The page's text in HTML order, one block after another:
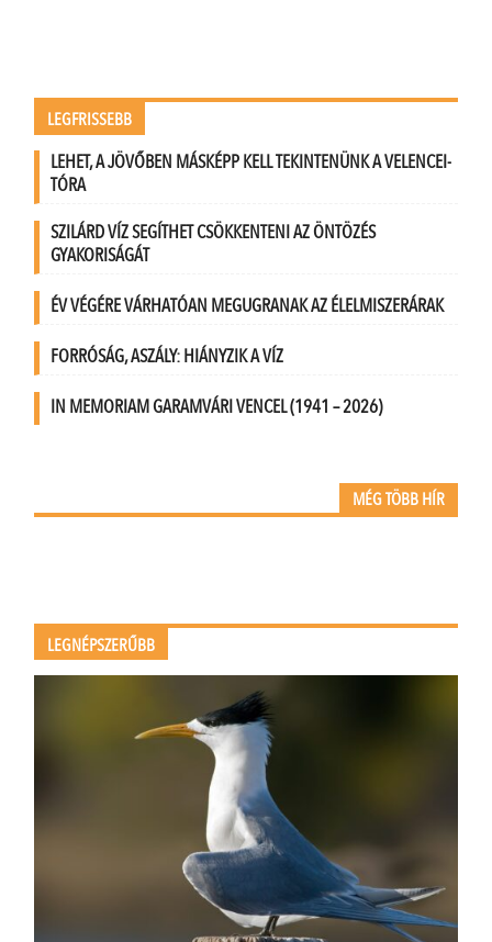
LEGFRISSEBB
LEHET, A JÖVŐBEN MÁSKÉPP KELL TEKINTENÜNK A VELENCEI-
TÓRA
SZILÁRD VÍZ SEGÍTHET CSÖKKENTENI AZ ÖNTÖZÉS
GYAKORISÁGÁT
ÉV VÉGÉRE VÁRHATÓAN MEGUGRANAK AZ ÉLELMISZERÁRAK
FORRÓSÁG, ASZÁLY: HIÁNYZIK A VÍZ
IN MEMORIAM GARAMVÁRI VENCEL (1941 – 2026)
MÉG TÖBB HÍR
LEGNÉPSZERŰBB